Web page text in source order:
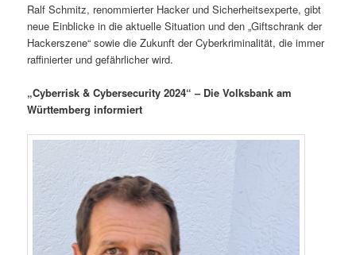
Ralf Schmitz, renommierter Hacker und Sicherheitsexperte, gibt
neue Einblicke in die aktuelle Situation und den „Giftschrank der
Hackerszene“ sowie die Zukunft der Cyberkriminalität, die immer
raffinierter und gefährlicher wird.
„Cyberrisk & Cybersecurity 2024“ – Die Volksbank am
Württemberg informiert